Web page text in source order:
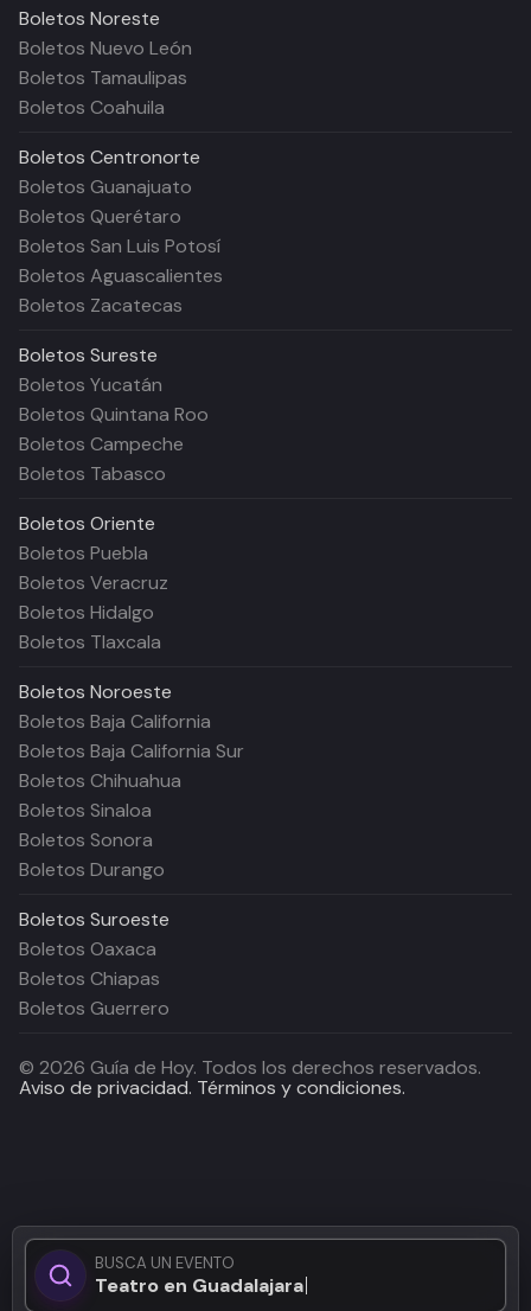
BUSCA UN EVENTO
Teatro en Guadalajara...
Boletos Noreste
Boletos Nuevo León
Boletos Tamaulipas
Boletos Coahuila
Boletos Centronorte
Boletos Guanajuato
Boletos Querétaro
Boletos San Luis Potosí
Boletos Aguascalientes
Boletos Zacatecas
Boletos Sureste
Boletos Yucatán
Boletos Quintana Roo
Boletos Campeche
Boletos Tabasco
Boletos Oriente
Boletos Puebla
Boletos Veracruz
Boletos Hidalgo
Boletos Tlaxcala
Boletos Noroeste
Boletos Baja California
Boletos Baja California Sur
Boletos Chihuahua
Boletos Sinaloa
Boletos Sonora
Boletos Durango
Boletos Suroeste
Boletos Oaxaca
Boletos Chiapas
Boletos Guerrero
© 2026 Guía de Hoy. Todos los derechos reservados.
Aviso de privacidad. Términos y condiciones.